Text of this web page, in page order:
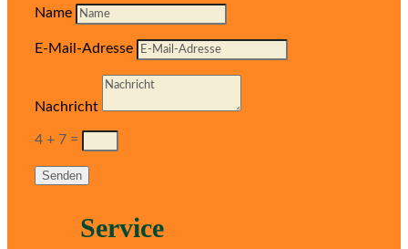
Name
E-Mail-Adresse
Nachricht
4 + 7 =
Senden
Service